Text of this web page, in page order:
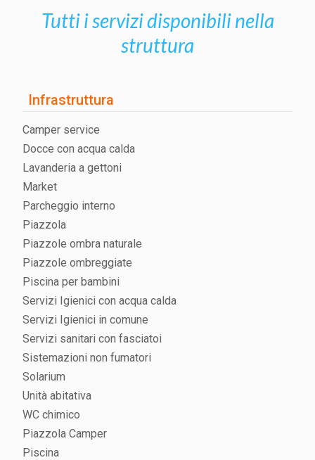
Tutti i servizi disponibili nella
struttura
Infrastruttura
Camper service
Docce con acqua calda
Lavanderia a gettoni
Market
Parcheggio interno
Piazzola
Piazzole ombra naturale
Piazzole ombreggiate
Piscina per bambini
Servizi Igienici con acqua calda
Servizi Igienici in comune
Servizi sanitari con fasciatoi
Sistemazioni non fumatori
Solarium
Unità abitativa
WC chimico
Piazzola Camper
Piscina